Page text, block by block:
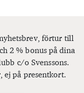
förtur till
2 % bonus på dina
c/o Svenssons.
på presentkort.